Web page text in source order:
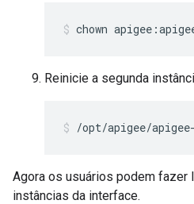
chown
Reinicie a segunda
/opt/apigee/
Agora os usuários podem fazer
instâncias da interface.